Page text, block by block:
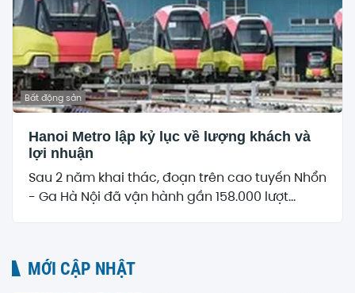
Bất động sản
Hanoi Metro lập kỷ lục về lượng khách và
lợi nhuận
Sau 2 năm khai thác, đoạn trên cao tuyến Nhổn
- Ga Hà Nội đã vận hành gần 158.000 lượt...
MỚI CẬP NHẬT